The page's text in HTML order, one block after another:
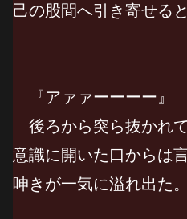
己の股間へ引き寄せる
『アァァーーーー』
後ろから突ら抜かれ
意識に開いた口からは
呻きが一気に溢れ出た。